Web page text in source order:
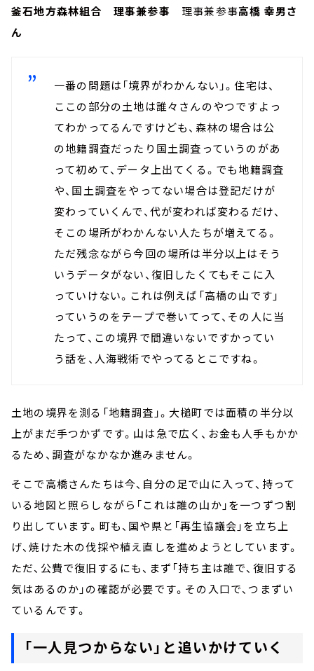
釜石地方森林組合 理事兼参事 理事兼参事高橋 幸男さ
ん
一番の問題は「境界がわかんない」。住宅は、
ここの部分の土地は誰々さんのやつですよっ
てわかってるんですけども、森林の場合は公
の地籍調査だったり国土調査っていうのがあ
って初めて、データ上出てくる。でも地籍調査
や、国土調査をやってない場合は登記だけが
変わっていくんで、代が変われば変わるだけ、
そこの場所がわかんない人たちが増えてる。
ただ残念ながら今回の場所は半分以上はそう
いうデータがない、復旧したくてもそこに入
っていけない。これは例えば「高橋の山です」
っていうのをテープで巻いてって、その人に当
たって、この境界で間違いないですかってい
う話を、人海戦術でやってるとこですね。
土地の境界を測る「地籍調査」。大槌町では面積の半分以
上がまだ手つかずです。山は急で広く、お金も人手もかか
るため、調査がなかなか進みません。
そこで高橋さんたちは今、自分の足で山に入って、持って
いる地図と照らしながら「これは誰の山か」を一つずつ割
り出しています。町も、国や県と「再生協議会」を立ち上
げ、焼けた木の伐採や植え直しを進めようとしています。
ただ、公費で復旧するにも、まず「持ち主は誰で、復旧する
気はあるのか」の確認が必要です。その入口で、つまずい
ているんです。
「一人見つからない」と追いかけていく